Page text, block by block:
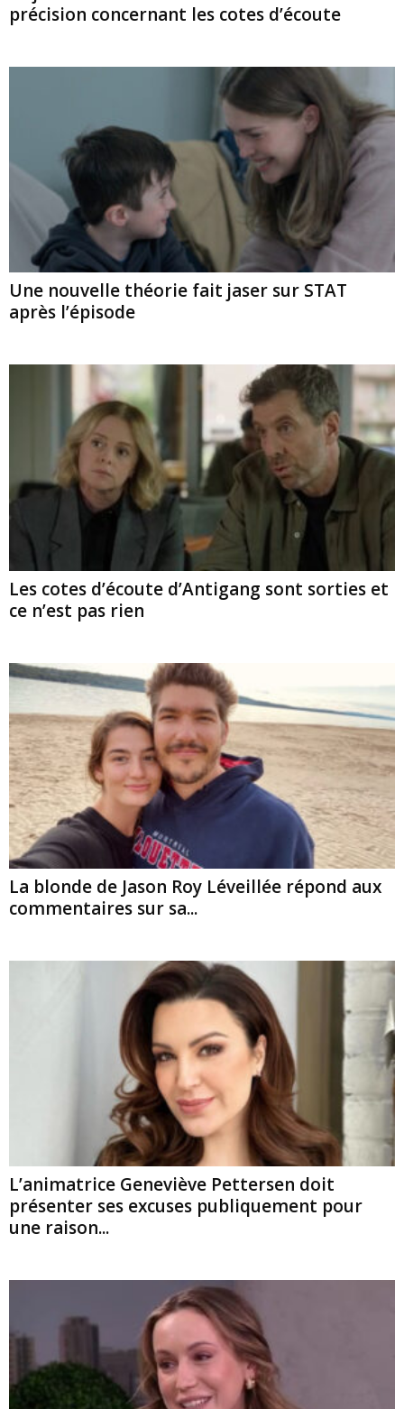
précision concernant les cotes d’écoute
Une nouvelle théorie fait jaser sur STAT
après l’épisode
Les cotes d’écoute d’Antigang sont sorties et
ce n’est pas rien
La blonde de Jason Roy Léveillée répond aux
commentaires sur sa...
L’animatrice Geneviève Pettersen doit
présenter ses excuses publiquement pour
une raison...